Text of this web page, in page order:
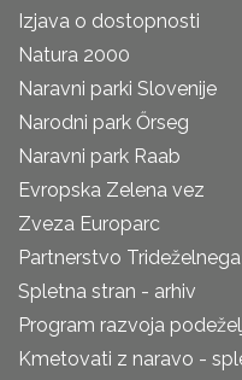
Izjava o dostopnosti
Natura 2000
Naravni parki Slovenije
Narodni park Őrseg
Naravni park Raab
Evropska Zelena vez
Zveza Europarc
Partnerstvo
Spletna stran - arhiv
Program razvoja
Kmetovati z naravo -